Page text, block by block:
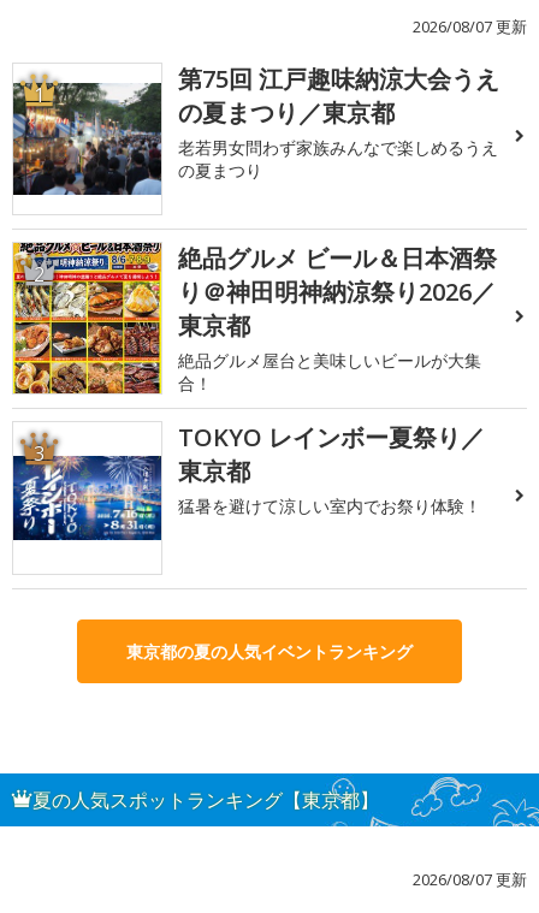
2026/08/07 更新
1
第75回 江戸趣味納涼大会うえ
の夏まつり／東京都
老若男女問わず家族みんなで楽しめるうえ
の夏まつり
2
絶品グルメ ビール＆日本酒祭
り＠神田明神納涼祭り2026／
東京都
絶品グルメ屋台と美味しいビールが大集
合！
3
TOKYO レインボー夏祭り／
東京都
猛暑を避けて涼しい室内でお祭り体験！
東京都の夏の人気イベントランキング
夏の人気スポットランキング【東京都】
2026/08/07 更新